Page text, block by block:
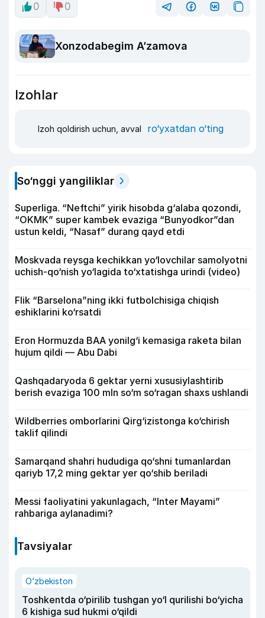
0 0
Xonzodabegim A’zamova
Izohlar
Izoh qoldirish uchun, avval ro‘yxatdan o‘ting
So‘nggi yangiliklar
Superliga. “Neftchi” yirik hisobda g‘alaba qozondi,
“OKMK” super kambek evaziga “Bunyodkor”dan
ustun keldi, “Nasaf” durang qayd etdi
Moskvada reysga kechikkan yo‘lovchilar samolyotni
uchish-qo‘nish yo‘lagida to‘xtatishga urindi (video)
Flik “Barselona”ning ikki futbolchisiga chiqish
eshiklarini ko‘rsatdi
Eron Hormuzda BAA yonilg‘i kemasiga raketa bilan
hujum qildi — Abu Dabi
Qashqadaryoda 6 gektar yerni xususiylashtirib
berish evaziga 100 mln so‘m so‘ragan shaxs ushlandi
Wildberries omborlarini Qirg‘izistonga ko‘chirish
taklif qilindi
Samarqand shahri hududiga qo‘shni tumanlardan
qariyb 17,2 ming gektar yer qo‘shib beriladi
Messi faoliyatini yakunlagach, “Inter Mayami”
rahbariga aylanadimi?
Tavsiyalar
O‘zbekiston
Toshkentda o‘pirilib tushgan yo‘l qurilishi bo‘yicha
6 kishiga sud hukmi o‘qildi